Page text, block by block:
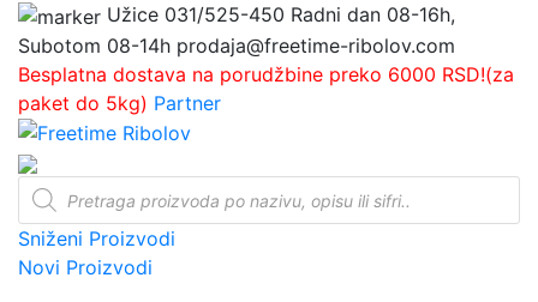
Užice 031/525-450 Radni dan 08-16h,
Subotom 08-14h prodaja@freetime-ribolov.com
Besplatna dostava na porudžbine preko 6000 RSD!(za
paket do 5kg) Partner
Products
search
Sniženi Proizvodi
Novi Proizvodi